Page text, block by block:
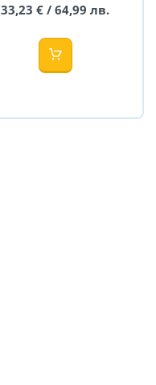
33,23 € / 64,99 лв.